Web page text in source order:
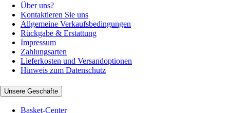
Über uns?
Kontaktieren Sie uns
Allgemeine Verkaufsbedingungen
Rückgabe & Erstattung
Impressum
Zahlungsarten
Lieferkosten und Versandoptionen
Hinweis zum Datenschutz
Unsere Geschäfte
Basket-Center